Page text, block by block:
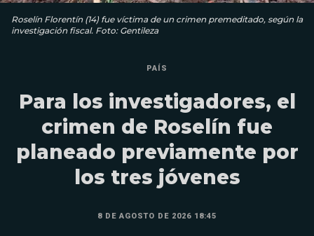
Roselín Florentín (14) fue víctima de un crimen premeditado, según la
investigación fiscal. Foto: Gentileza
PAÍS
Para los investigadores, el
crimen de Roselín fue
planeado previamente por
los tres jóvenes
8 DE AGOSTO DE 2026 18:45